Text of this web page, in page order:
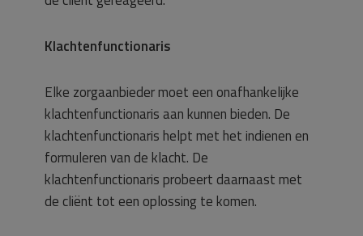
Klachtenfunctionaris
Elke zorgaanbieder moet een onafhankelijke
klachtenfunctionaris aan kunnen bieden. De
klachtenfunctionaris helpt met het indienen en
formuleren van de klacht. De
klachtenfunctionaris probeert daarnaast met
de cliënt tot een oplossing te komen.